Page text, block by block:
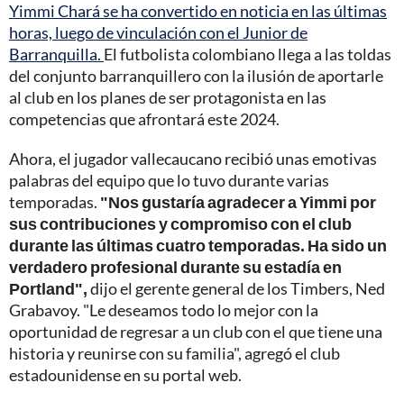
Yimmi Chará se ha convertido en noticia en las últimas
horas, luego de vinculación con el Junior de
Barranquilla. El futbolista colombiano llega a las toldas
del conjunto barranquillero con la ilusión de aportarle
al club en los planes de ser protagonista en las
competencias que afrontará este 2024.
Ahora, el jugador vallecaucano recibió unas emotivas
palabras del equipo que lo tuvo durante varias
temporadas. "Nos gustaría agradecer a Yimmi por
sus contribuciones y compromiso con el club
durante las últimas cuatro temporadas. Ha sido un
verdadero profesional durante su estadía en
Portland",dijo el gerente general de los Timbers, Ned
Grabavoy. "Le deseamos todo lo mejor con la
oportunidad de regresar a un club con el que tiene una
historia y reunirse con su familia", agregó el club
estadounidense en su portal web.